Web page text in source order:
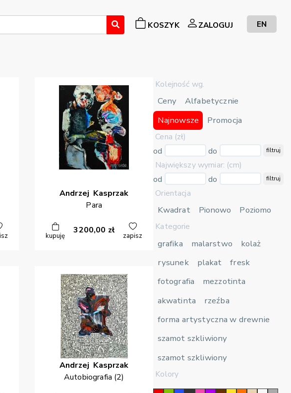
KOSZYK ZALOGUJ EN
Kolejność wg.
Ceny
Alfabetycznie
Najnowsze
Promocja
Cena (zł)
od
do filtruj
Największy wymiar: (cm)
od
do filtruj
Orientacja
Kwadrat Pionowo Poziomo
Kategorie
grafika malarstwo
kolaż
rysunek
plakat
fresk
fotografia
mezzotinta
akwatinta
rzeźba
forma artystyczna w drewnie
szamot szkliwiony
szamot szkliwiony
Kolory
Andrzej Kasprzak
Para
kupuję
3200,00 zł
zapisz
Andrzej Kasprzak
Autobiografia (2)